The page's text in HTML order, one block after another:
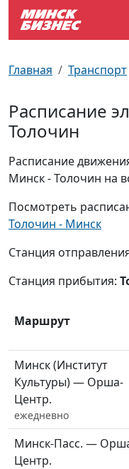
Главная Транспорт
Расписание
Толочин
Расписание
Минск - Толочин на
Посмотреть
Толочин - Минск
Станция
Станция прибытия:
Маршрут
Минск (Институт
Культуры) — Орша-
Центр.
ежедневно
Минск-Пасс. —
Центр.
Возле метро
Почтовые индексы
Улицы Минска
Производственный
Схема метро
Пробки на дорогах
Самолеты